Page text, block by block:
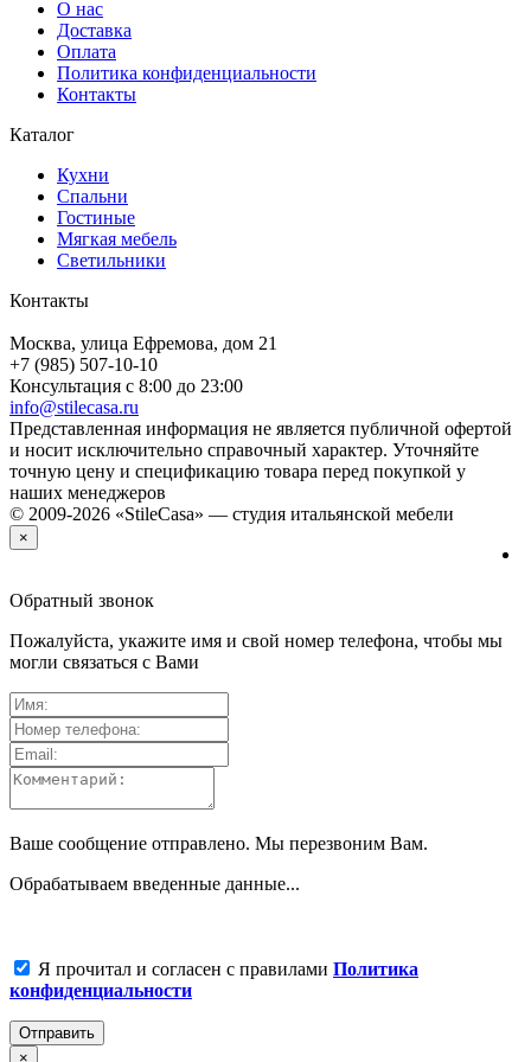
О нас
Доставка
Оплата
Политика конфиденциальности
Контакты
Каталог
Кухни
Спальни
Гостиные
Мягкая мебель
Светильники
Контакты
Москва, улица Ефремова, дом 21
+7 (985) 507-10-10
Консультация с 8:00 до 23:00
info@stilecasa.ru
Представленная информация не является публичной офертой
и носит исключительно справочный характер. Уточняйте
точную цену и спецификацию товара перед покупкой у
наших менеджеров
© 2009-2026 «StileCasa» — студия итальянской мебели
×
Обратный звонок
Пожалуйста, укажите имя и свой номер телефона, чтобы мы
могли связаться с Вами
Ваше сообщение отправлено. Мы перезвоним Вам.
Обрабатываем введенные данные...
Я прочитал и согласен с правилами Политика
конфиденциальности
Отправить
×